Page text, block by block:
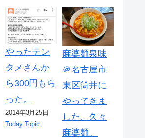
やったテン
タメさんか
ら300円もら
った。
2014年3月25日
Today Topic
麻婆麺泉味
＠名古屋市
東区筒井に
やってきま
した。久々
麻婆麺。